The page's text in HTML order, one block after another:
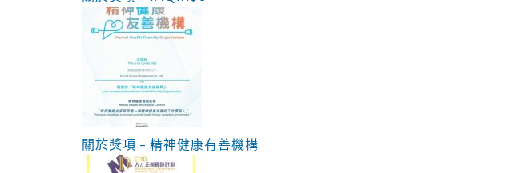
關於獎項 – 精神健康有善機構